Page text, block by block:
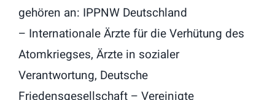
gehören an: IPPNW Deutschland
– Internationale Ärzte für die Verhütung des
Atomkriegses, Ärzte in sozialer
Verantwortung, Deutsche
Friedensgesellschaft – Vereinigte